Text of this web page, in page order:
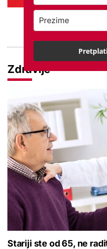
Zdravlje
Stariji ste od 65, ne